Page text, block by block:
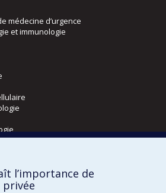
médecine d’urgence
et immunologie
et médecine nucléaire
l’importance de
privée